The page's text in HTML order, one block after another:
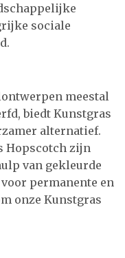
sociale
meestal
biedt Kunstgras
alternatief.
Hopscotch zijn
van gekleurde
permanente en
onze Kunstgras